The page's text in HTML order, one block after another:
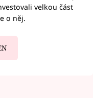
velkou část
o něj.